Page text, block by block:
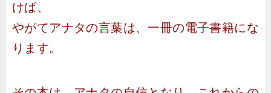
けば、
やがてアナタの言葉は、一冊の電子書籍にな
ります。